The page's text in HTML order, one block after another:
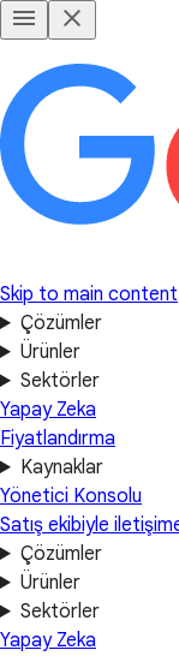
Skip to main content
Çözümler
Ürünler
Sektörler
Yapay Zeka
Fiyatlandırma
Kaynaklar
Yönetici Konsolu
Satış ekibiyle
Çözümler
Ürünler
Sektörler
Yapay Zeka